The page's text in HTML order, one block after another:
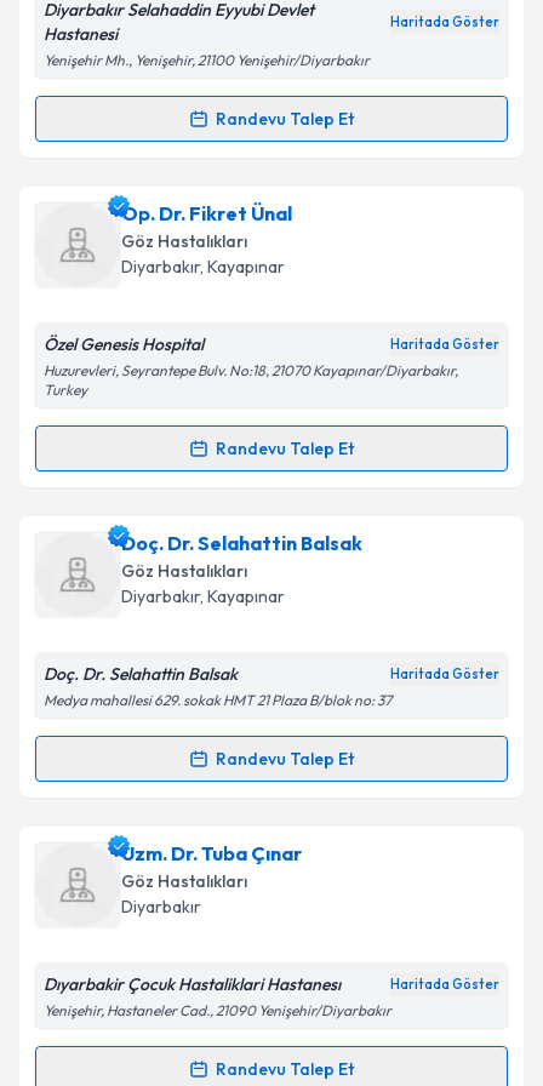
Kişisel verilerimin işlenmesine ilişkin
Aydınlatma
Metni'ni okudum ve kişisel verilerimin belirtilen
Diyarbakır Selahaddin Eyyubi Devlet
Hastanesi
Haritada Göster
Yenişehir Mh., Yenişehir, 21100 Yenişehir/Diyarbakır
Randevu Talep Et
Randevu Takvimi Talebi
Uzm. Dr. Mehmet Emin Dursun
talebi oluşturun. Size bu uzmandan randevu almanız
için bir takvim hazırlandığında e-posta ile
bilgilendireceğiz.
Kişisel verilerimin işlenmesine ilişkin
Metni'ni okudum ve kişisel verilerimin belirtilen
Takvim Talebini Gönder
Op. Dr. Fikret Ünal
Göz Hastalıkları
Diyarbakır, Kayapınar
Özel Genesis Hospital Haritada Göster
Huzurevleri, Seyrantepe Bulv. No:18, 21070 Kayapınar/Diyarbakır,
Turkey
Randevu Talep Et
Randevu Takvimi Talebi
Op. Dr. Fikret Ünaliçin randevu takvimi talebi
oluşturun. Size bu uzmandan randevu almanız için bir
takvim hazırlandığında e-posta ile bilgilendireceğiz.
Kişisel verilerimin işlenmesine ilişkin
Metni'ni okudum ve kişisel verilerimin belirtilen
Takvim Talebini Gönder
Doç. Dr. Selahattin Balsak
Göz Hastalıkları
Diyarbakır, Kayapınar
Doç. Dr. Selahattin Balsak Haritada Göster
Medya mahallesi 629. sokak HMT 21 Plaza B/blok no: 37
Randevu Talep Et
Randevu Takvimi Talebi
Doç. Dr. Selahattin Balsak
talebi oluşturun. Size bu uzmandan randevu almanız
için bir takvim hazırlandığında e-posta ile
bilgilendireceğiz.
Uzm. Dr. Tuba Çınar
Göz Hastalıkları
Diyarbakır
Dıyarbakir Çocuk Hastaliklari Hastanesı Haritada Göster
Yenişehir, Hastaneler Cad., 21090 Yenişehir/Diyarbakır
Randevu Talep Et